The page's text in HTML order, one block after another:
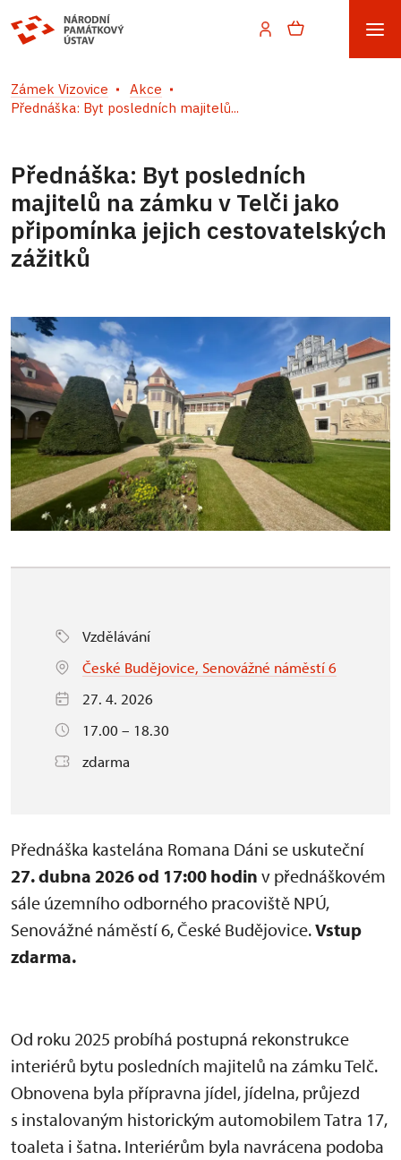
Zámek Vizovice
Akce
Přednáška: Byt posledních majitelů...
Přednáška: Byt posledních
majitelů na zámku v Telči jako
připomínka jejich cestovatelských
zážitků
Vzdělávání
České Budějovice, Senovážné náměstí 6
27. 4. 2026
17.00 – 18.30
zdarma
Přednáška kastelána Romana Dáni se uskuteční
27. dubna 2026 od 17:00 hodin v přednáškovém
sále územního odborného pracoviště NPÚ,
Senovážné náměstí 6, České Budějovice.Vstup
zdarma.
Od roku 2025 probíhá postupná rekonstrukce
interiérů bytu posledních majitelů na zámku Telč.
Obnovena byla přípravna jídel, jídelna, průjezd
s instalovaným historickým automobilem Tatra 17,
toaleta i šatna. Interiérům byla navrácena podoba